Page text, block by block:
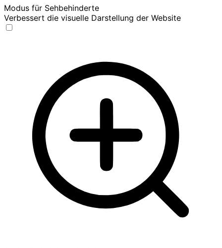
Modus für Sehbehinderte
Verbessert die visuelle Darstellung der Website